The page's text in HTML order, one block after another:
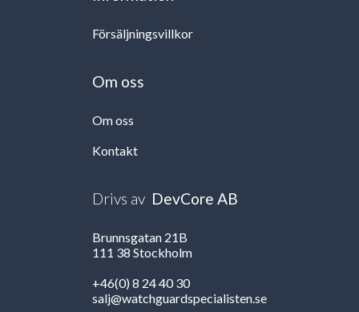
Försäljningsvillkor
Om oss
Om oss
Kontakt
Drivs av DevCore AB
Brunnsgatan 21B
111 38 Stockholm
+46(0) 8 24 40 30
salj@watchguardspecialisten.se